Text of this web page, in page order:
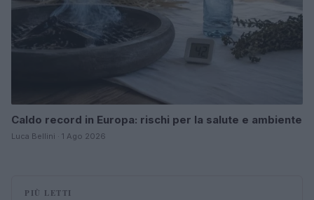
Caldo record in Europa: rischi per la salute e ambiente
Luca Bellini · 1 Ago 2026
PIÙ LETTI